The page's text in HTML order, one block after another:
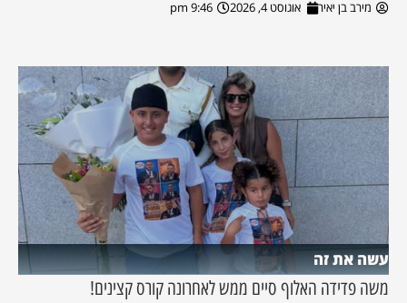
מירב בן יאיר אוגוסט 4, 2026 9:46 pm
עשה את זה
משה פדידה האלוף סיים ממש לאחרונה קורס קצינים!